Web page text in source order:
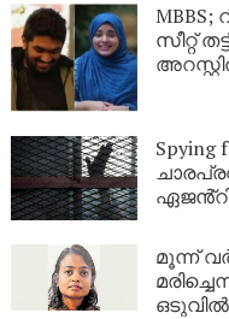
സീറ്റ്
മൂന്ന്
ഒടുവിൽ